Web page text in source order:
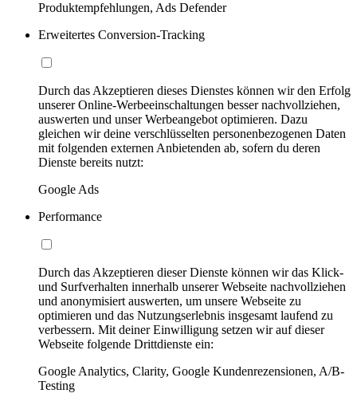
Produktempfehlungen, Ads Defender
Erweitertes Conversion-Tracking
Durch das Akzeptieren dieses Dienstes können wir den Erfolg
unserer Online-Werbeeinschaltungen besser nachvollziehen,
auswerten und unser Werbeangebot optimieren. Dazu
gleichen wir deine verschlüsselten personenbezogenen Daten
mit folgenden externen Anbietenden ab, sofern du deren
Dienste bereits nutzt:
Google Ads
Performance
Durch das Akzeptieren dieser Dienste können wir das Klick-
und Surfverhalten innerhalb unserer Webseite nachvollziehen
und anonymisiert auswerten, um unsere Webseite zu
optimieren und das Nutzungserlebnis insgesamt laufend zu
verbessern. Mit deiner Einwilligung setzen wir auf dieser
Webseite folgende Drittdienste ein:
Google Analytics, Clarity, Google Kundenrezensionen, A/B-
Testing